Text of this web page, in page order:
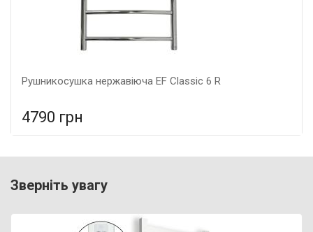
Рушникосушка нержавіюча EF Classic 6 R
4790 грн
Потужність: 100 Вт,
Зверніть увагу